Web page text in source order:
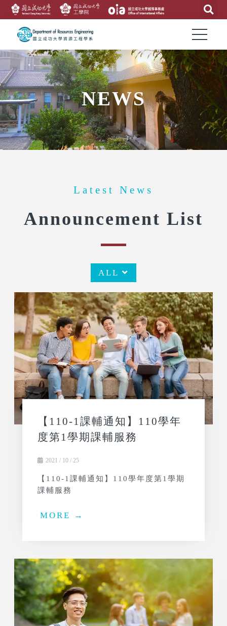
NEWS
Latest News
Announcement List
ALL
【110-1課輔通知】110學年
度第1學期課輔服務
2021 / 10 / 25
【110-1課輔通知】110學年度第1學期
課輔服務
MORE →